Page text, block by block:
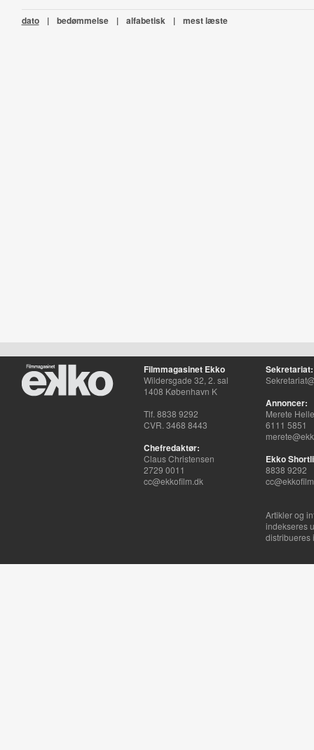
dato | bedømmelse | alfabetisk | mest læste
Filmmagasinet Ekko
Wildersgade 32, 2. sal
1408 København K
Tlf. 8838 9292
CVR. 3468 8443
Chefredaktør:
Claus Christensen
2729 0011
cc@ekkofilm.dk
Sekretariat:
Annoncer:
Merete
6111 5851
Ekko
8838 9292
Artikler og
indekseres
distribueres